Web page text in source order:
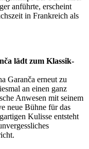
anführte, erscheint
in Frankreich als
lädt zum Klassik-
Garanča erneut zu
an einen ganz
Anwesen mit seinem
neue Bühne für das
Kulisse entsteht